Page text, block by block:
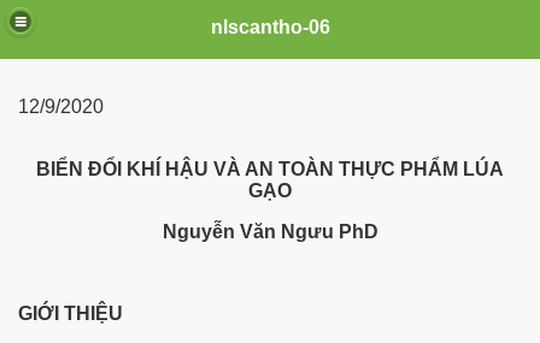
nlscantho-06
12/9/2020
BIỂN ĐỔI KHÍ HẬU VÀ AN TOÀN THỰC PHẨM LÚA
GẠO
Nguyễn Văn Ngưu PhD
GIỚI THIỆU
19